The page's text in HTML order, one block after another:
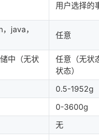
用户选择的
java，
任意
中（无状
任意（无状
状态）
0.5-1952g
0-3600g
无